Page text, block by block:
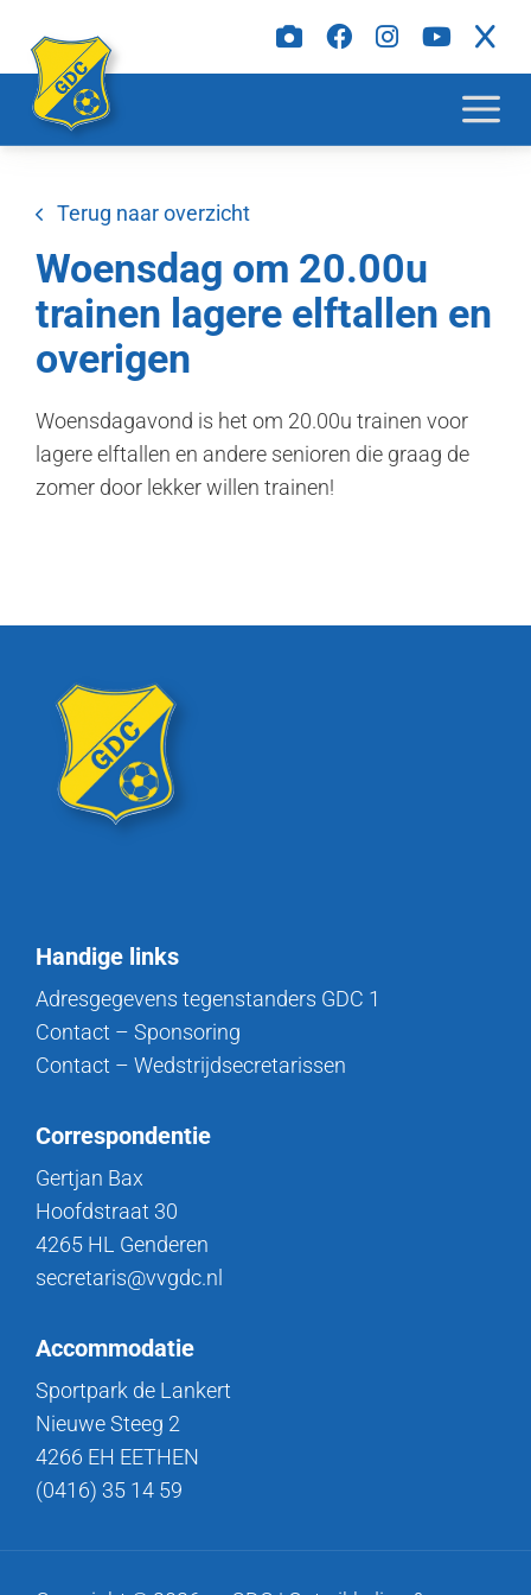
Terug naar overzicht
Woensdag om 20.00u
trainen lagere elftallen en
overigen
Woensdagavond is het om 20.00u trainen voor
lagere elftallen en andere senioren die graag de
zomer door lekker willen trainen!
Handige links
Adresgegevens tegenstanders GDC 1
Contact – Sponsoring
Contact – Wedstrijdsecretarissen
Correspondentie
Gertjan Bax
Hoofdstraat 30
4265 HL Genderen
secretaris@vvgdc.nl
Accommodatie
Sportpark de Lankert
Nieuwe Steeg 2
4266 EH EETHEN
(0416) 35 14 59